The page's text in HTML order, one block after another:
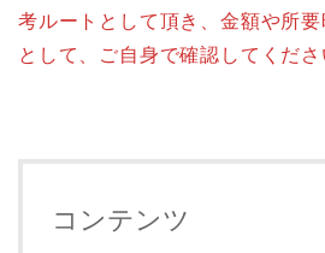
考ルートとして頂き、金額や所
として、ご自身で確認してくださ
コンテンツ